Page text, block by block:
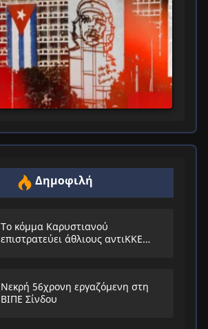
Δημοφιλή
Το κόμμα Καρυστιανού
επιστρατεύει άθλιους αντιΚΚΕ
Νεκρή 56χρονη εργαζόμενη στη
ΒΙΠΕ Σίνδου